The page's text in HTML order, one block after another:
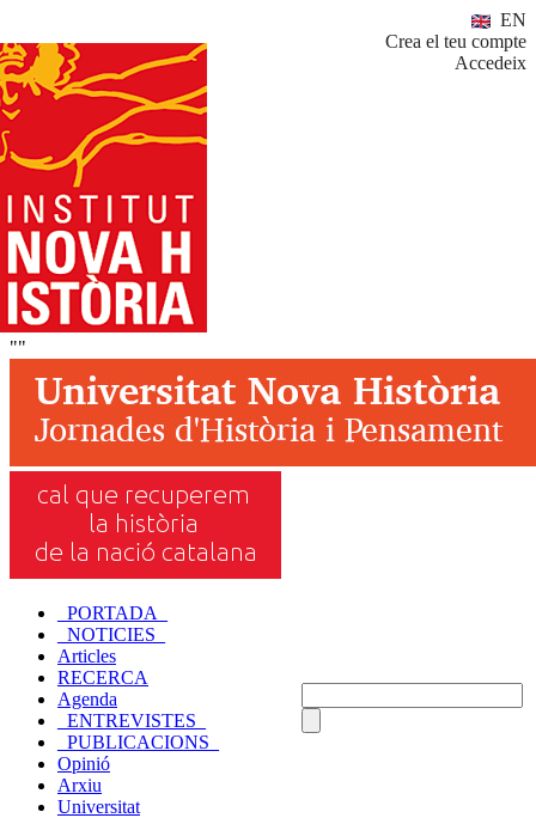
EN
Crea el teu compte
Accedeix
""
_PORTADA_
_NOTICIES_
Articles
RECERCA
Agenda
_ENTREVISTES_
_PUBLICACIONS_
Opinió
Arxiu
Universitat